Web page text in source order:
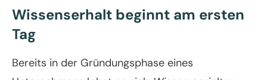
Wissenserhalt beginnt am ersten
Tag
Bereits in der Gründungsphase eines